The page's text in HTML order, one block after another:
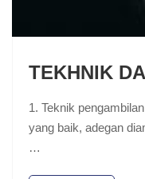
TEKHNIK
1. Teknik
yang baik, adegan
…